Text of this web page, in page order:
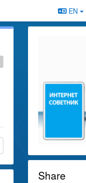
EN
Share